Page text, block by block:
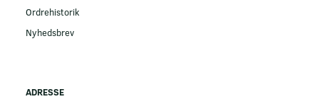
Ordrehistorik
Nyhedsbrev
ADRESSE